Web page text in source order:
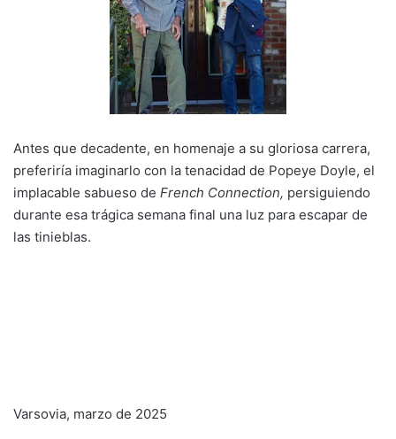
Antes que decadente, en homenaje a su gloriosa carrera,
preferiría imaginarlo con la tenacidad de Popeye Doyle, el
implacable sabueso de French Connection, persiguiendo
durante esa trágica semana final una luz para escapar de
las tinieblas.
Varsovia, marzo de 2025